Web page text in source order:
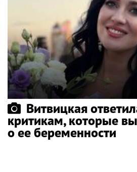
Витвицкая
критикам, которые
о ее беременности